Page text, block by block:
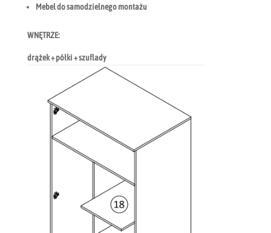
Mebel do samodzielnego montażu
WNĘTRZE:
drążek + półki + szuflady